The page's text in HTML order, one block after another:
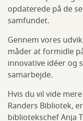
opdaterede på de
samfundet.
Gennem vores
måder at formidle
innovative idéer og
samarbejde.
Hvis du vil vide
Randers Bibliotek,
bibliotekschef Anja